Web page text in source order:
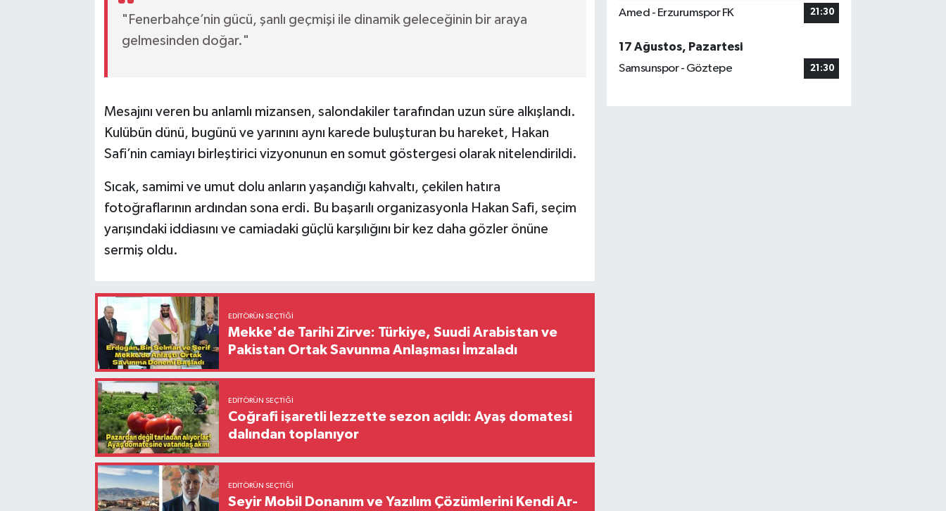
"Fenerbahçe’nin gücü, şanlı geçmişi ile dinamik geleceğinin bir araya
gelmesinden doğar."
Mesajını veren bu anlamlı mizansen, salondakiler tarafından uzun süre alkışlandı.
Kulübün dünü, bugünü ve yarınını aynı karede buluşturan bu hareket, Hakan
Safi’nin camiayı birleştirici vizyonunun en somut göstergesi olarak nitelendirildi.
Sıcak, samimi ve umut dolu anların yaşandığı kahvaltı, çekilen hatıra
fotoğraflarının ardından sona erdi. Bu başarılı organizasyonla Hakan Safi, seçim
yarışındaki iddiasını ve camiadaki güçlü karşılığını bir kez daha gözler önüne
sermiş oldu.
EDITÖRÜN SEÇTIĞI
Mekke'de Tarihi Zirve: Türkiye, Suudi Arabistan ve
Pakistan Ortak Savunma Anlaşması İmzaladı
EDITÖRÜN SEÇTIĞI
Coğrafi işaretli lezzette sezon açıldı: Ayaş domatesi
dalından toplanıyor
EDITÖRÜN SEÇTIĞI
Seyir Mobil Donanım ve Yazılım Çözümlerini Kendi Ar-
Amed - Erzurumspor FK 21:30
17 Ağustos, Pazartesi
Samsunspor - Göztepe
21:30